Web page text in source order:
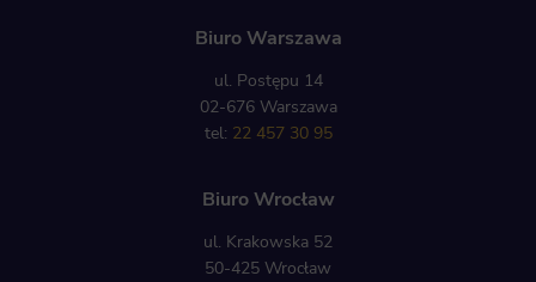
Biuro Warszawa
ul. Postępu 14
02-676 Warszawa
tel: 22 457 30 95
Biuro Wrocław
ul. Krakowska 52
50-425 Wrocław